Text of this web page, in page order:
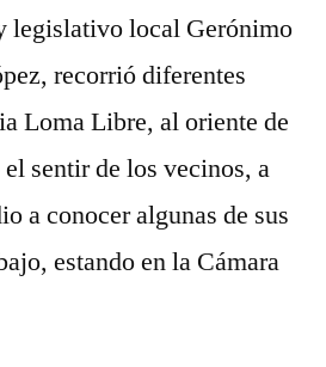
legislativo local Gerónimo
recorrió diferentes
Loma Libre, al oriente de
sentir de los vecinos, a
a conocer algunas de sus
estando en la Cámara